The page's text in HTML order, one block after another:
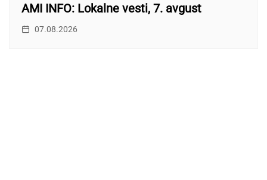
AMI INFO: Lokalne vesti, 7. avgust
07.08.2026